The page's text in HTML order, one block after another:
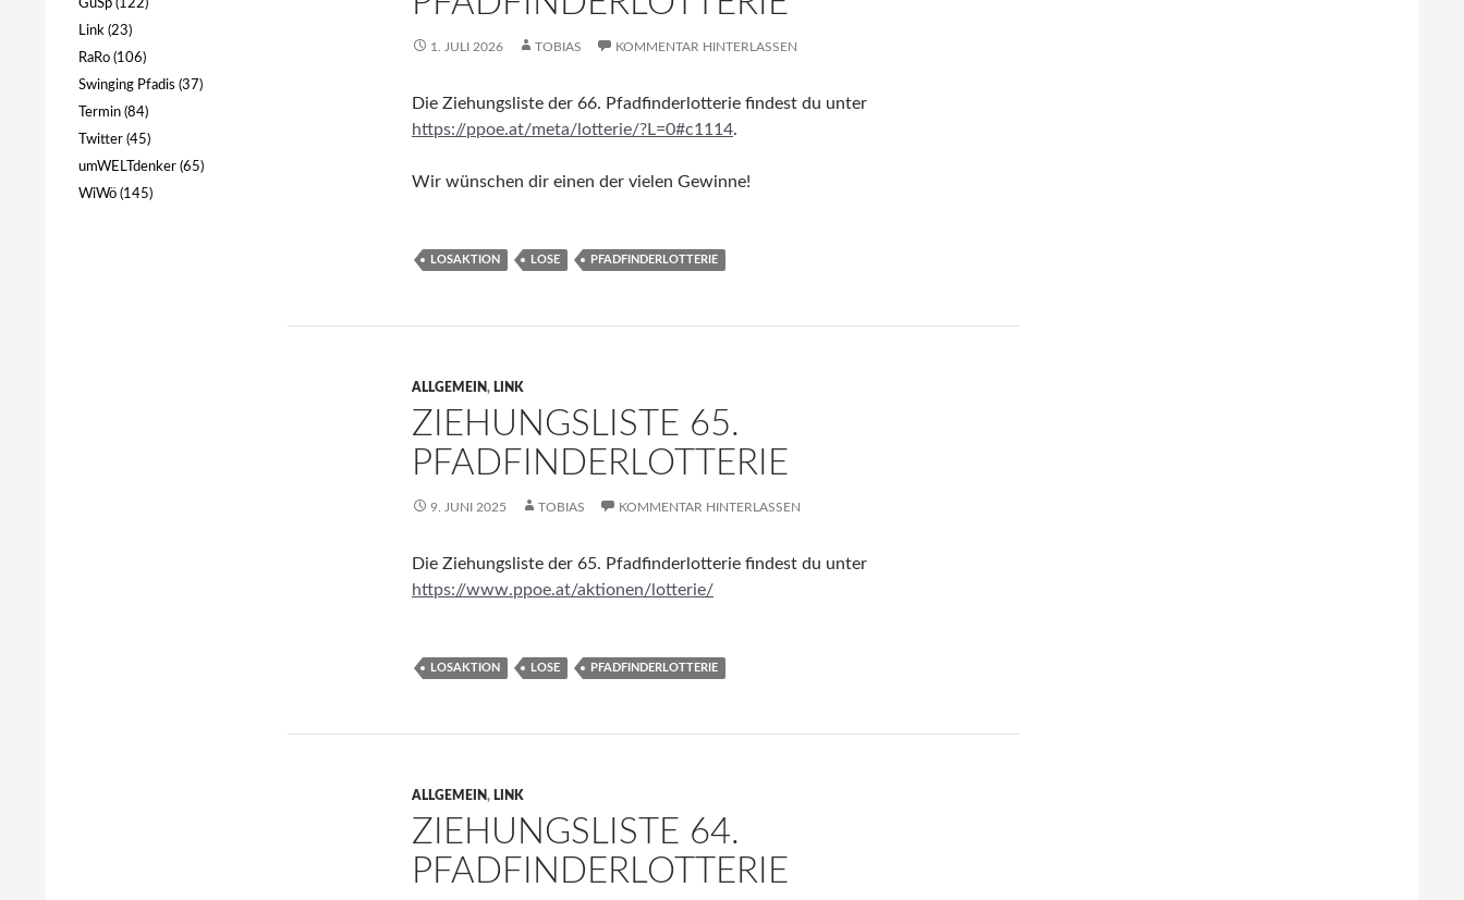
1. JULI 2026 TOBIAS KOMMENTAR HINTERLASSEN
Die Ziehungsliste der 66. Pfadfinderlotterie findest du unter
https://ppoe.at/meta/lotterie/?L=0#c1114.
Wir wünschen dir einen der vielen Gewinne!
LOSAKTION LOSE PFADFINDERLOTTERIE
ALLGEMEIN, LINK
ZIEHUNGSLISTE 65.
PFADFINDERLOTTERIE
9. JUNI 2025 TOBIAS KOMMENTAR HINTERLASSEN
Die Ziehungsliste der 65. Pfadfinderlotterie findest du unter
https://www.ppoe.at/aktionen/lotterie/
LOSAKTION LOSE PFADFINDERLOTTERIE
ALLGEMEIN, LINK
ZIEHUNGSLISTE 64.
PFADFINDERLOTTERIE
GuSp (122)
Link (23)
RaRo (106)
Swinging Pfadis (37)
Termin (84)
Twitter (45)
umWELTdenker (65)
WiWö (145)